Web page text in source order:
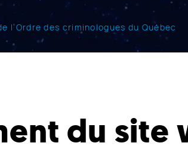
l’Ordre des criminologues du Québec
du site